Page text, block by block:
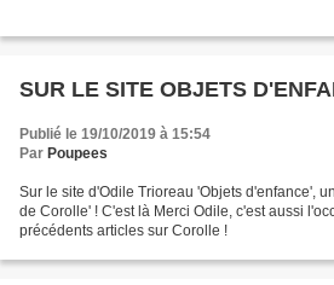
SUR LE SITE OBJETS
Publié le 19/10/2019 à 15:54
Par Poupees
Sur le site d'Odile Trioreau 'Objets d'enfance',
de Corolle' ! C'est là Merci Odile, c'est aussi
précédents articles sur Corolle !